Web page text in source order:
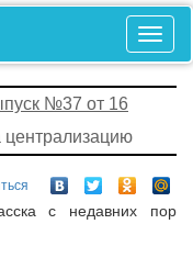
№37 от 16
с недавних пор